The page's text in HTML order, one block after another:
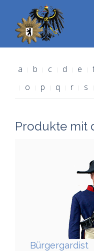
a b c d e
o
p q r s
Produkte mit
Bürgergardist